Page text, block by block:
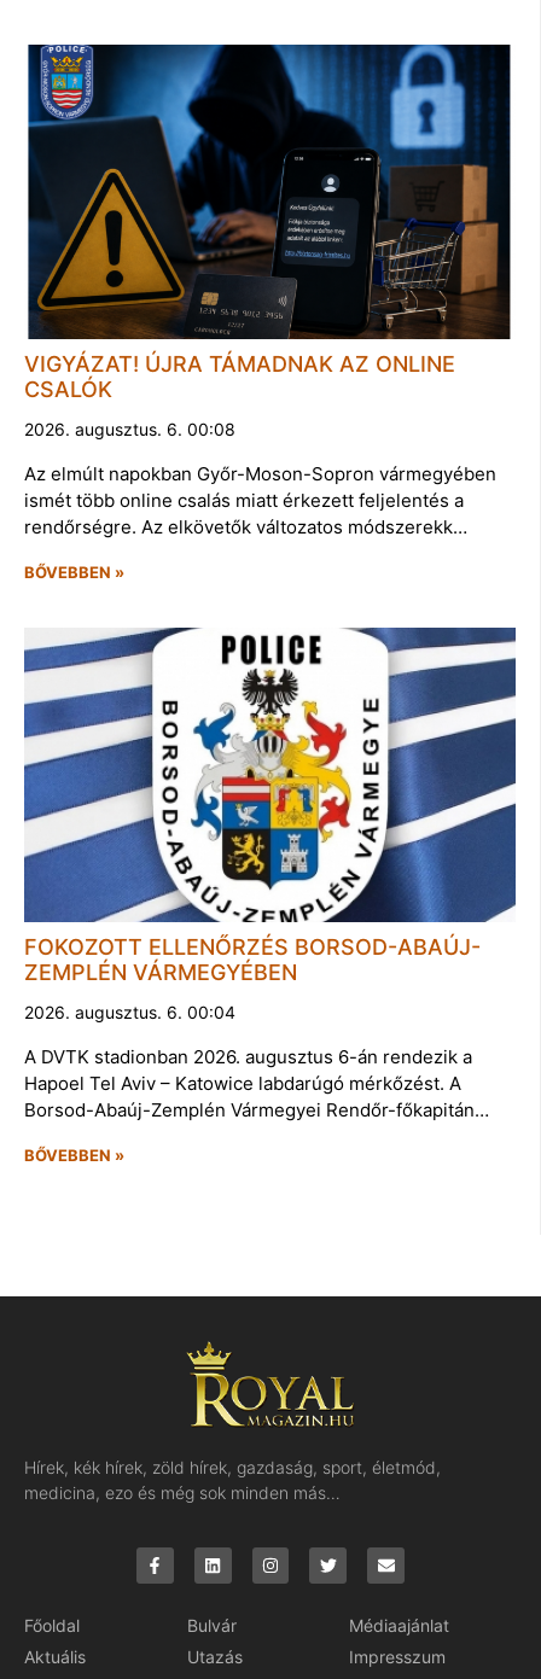
VIGYÁZAT! ÚJRA TÁMADNAK AZ ONLINE
CSALÓK
2026. augusztus. 6. 00:08
Az elmúlt napokban Győr-Moson-Sopron vármegyében
ismét több online csalás miatt érkezett feljelentés a
rendőrségre. Az elkövetők változatos módszerekk…
BŐVEBBEN »
FOKOZOTT ELLENŐRZÉS BORSOD-ABAÚJ-
ZEMPLÉN VÁRMEGYÉBEN
2026. augusztus. 6. 00:04
A DVTK stadionban 2026. augusztus 6-án rendezik a
Hapoel Tel Aviv – Katowice labdarúgó mérkőzést. A
Borsod-Abaúj-Zemplén Vármegyei Rendőr-főkapitán…
BŐVEBBEN »
Hírek, kék hírek, zöld hírek, gazdaság, sport, életmód,
medicina, ezo és még sok minden más…
Főoldal
Aktuális
Bulvár
Utazás
Médiaajánlat
Impresszum